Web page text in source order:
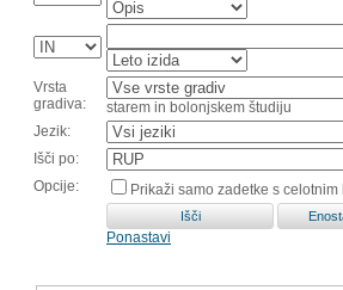
Vrsta
gradiva:
starem in bolonjskem študiju
Jezik:
Išči po:
Opcije:
Prikaži samo zadetke s
Ponastavi